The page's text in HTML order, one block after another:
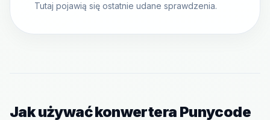
Tutaj pojawią się ostatnie udane sprawdzenia.
Jak używać konwertera Punycode